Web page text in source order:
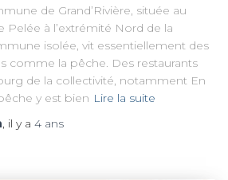
de Grand’Rivière, située au
Pelée à l’extrémité Nord de la
isolée, vit essentiellement des
comme la pêche. Des restaurants
de la collectivité, notamment En
y est bien Lire la suite
, il y a 4 ans